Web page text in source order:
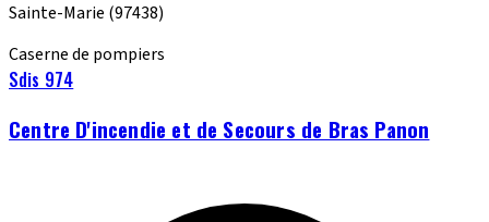
Sainte-Marie (97438)
Caserne de pompiers
Sdis 974
Centre D'incendie et de Secours de Bras Panon